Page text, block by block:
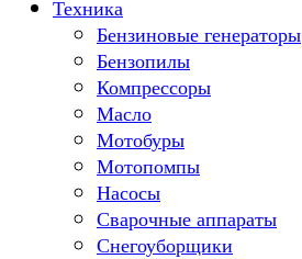
Техника
Бензиновые генераторы
Бензопилы
Компрессоры
Масло
Мотобуры
Мотопомпы
Насосы
Сварочные аппараты
Снегоуборщики